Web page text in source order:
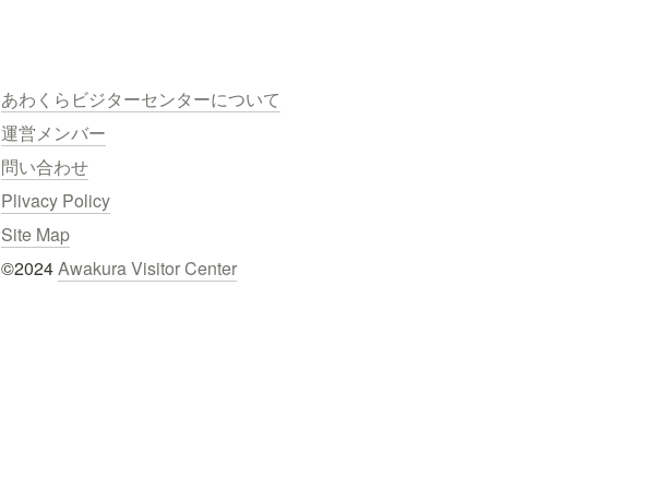
あわくらビジターセンターについて
運営メンバー
問い合わせ
Plivacy Policy
Site Map
©2024 Awakura Visitor Center